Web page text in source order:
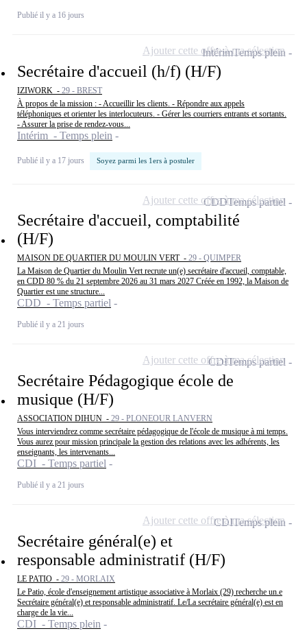
Publié il y a 16 jours
Secrétaire d'accueil (h/f) (H/F)
IZIWORK - 29 - BREST
À propos de la mission : - Accueillir les clients. - Répondre aux appels
téléphoniques et orienter les interlocuteurs. - Gérer les courriers entrants et sortants.
- Assurer la prise de rendez-vous...
Intérim - Temps plein
Publié il y a 17 jours Soyez parmi les 1ers à postuler
IntérimTemps plein
Ajouter cette offre à ma sélection
Secrétaire d'accueil, comptabilité
(H/F)
MAISON DE QUARTIER DU MOULIN VERT - 29 - QUIMPER
La Maison de Quartier du Moulin Vert recrute un(e) secrétaire d'accueil, comptable,
en CDD 80 % du 21 septembre 2026 au 31 mars 2027 Créée en 1992, la Maison de
Quartier est une structure...
CDD - Temps partiel
Publié il y a 21 jours
CDDTemps partiel
Ajouter cette offre à ma sélection
Secrétaire Pédagogique école de
musique (H/F)
ASSOCIATION DIHUN - 29 - PLONEOUR LANVERN
Vous interviendrez comme secrétaire pédagogique de l'école de musique à mi temps.
Vous aurez pour mission principale la gestion des relations avec les adhérents, les
enseignants, les intervenants...
CDI - Temps partiel
Publié il y a 21 jours
CDITemps partiel
Ajouter cette offre à ma sélection
Secrétaire général(e) et
responsable administratif (H/F)
LE PATIO - 29 - MORLAIX
Le Patio, école d'enseignement artistique associative à Morlaix (29) recherche un.e
Secrétaire général(e) et responsable administratif. Le/La secrétaire général(e) est en
charge de la vie...
CDI - Temps plein
CDITemps plein
Ajouter cette offre à ma sélection